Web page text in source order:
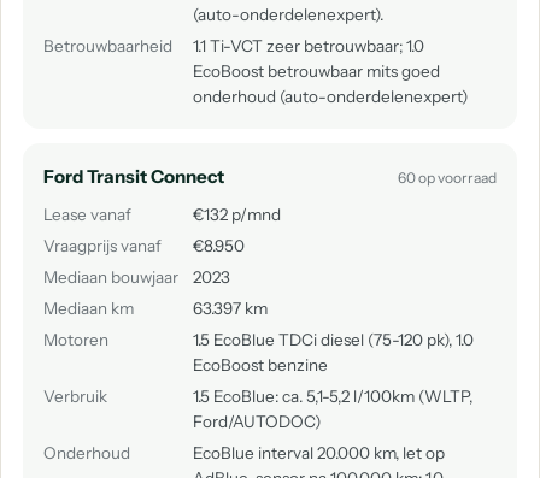
(auto-onderdelenexpert).
Betrouwbaarheid
1.1 Ti-VCT zeer betrouwbaar; 1.0
EcoBoost betrouwbaar mits goed
onderhoud (auto-onderdelenexpert)
Ford Transit Connect 60 op voorraad
Lease vanaf
€132 p/mnd
Vraagprijs vanaf
€8.950
Mediaan bouwjaar
2023
Mediaan km
63.397 km
Motoren
1.5 EcoBlue TDCi diesel (75-120 pk), 1.0
EcoBoost benzine
Verbruik
1.5 EcoBlue: ca. 5,1-5,2 l/100km (WLTP,
Ford/AUTODOC)
Onderhoud
EcoBlue interval 20.000 km, let op